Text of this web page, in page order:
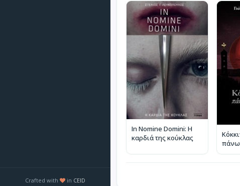
Crafted with in CEID
In Nomine Domini: Η
καρδιά της κούκλας
πάνω